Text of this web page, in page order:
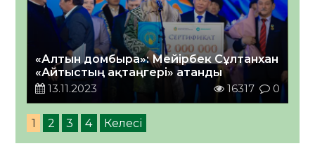
«Алтын домбыра»: Мейірбек Сұлтанхан
«Айтыстың ақтаңгері» атанды
13.11.2023
16317 0
1 2 3 4 Келесі